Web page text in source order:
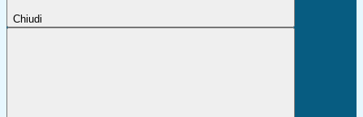
Chiudi